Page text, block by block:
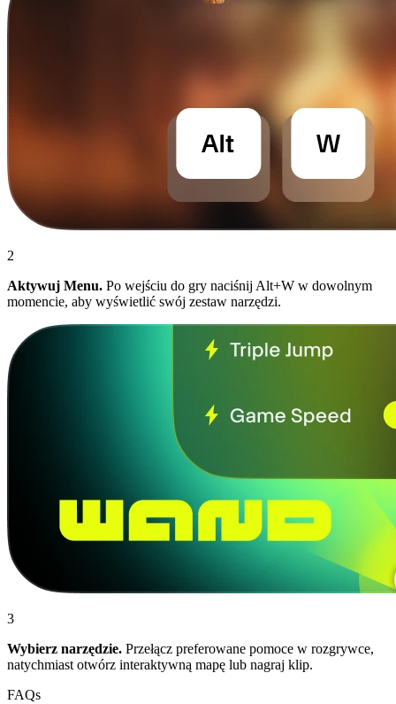
2
Aktywuj Menu. Po wejściu do gry naciśnij Alt+W w dowolnym
momencie, aby wyświetlić swój zestaw narzędzi.
3
Wybierz narzędzie. Przełącz preferowane pomoce w rozgrywce,
natychmiast otwórz interaktywną mapę lub nagraj klip.
FAQs